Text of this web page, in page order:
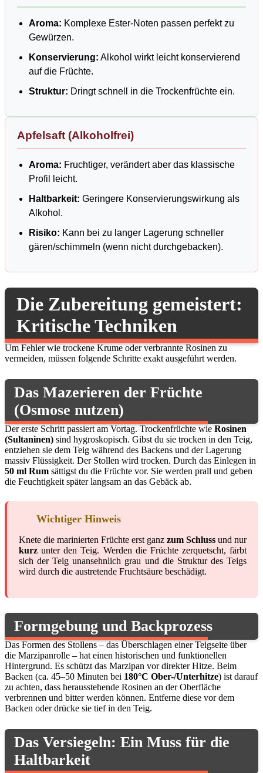
Aroma: Komplexe Ester-Noten passen perfekt zu
Gewürzen.
Konservierung: Alkohol wirkt leicht konservierend
auf die Früchte.
Struktur: Dringt schnell in die Trockenfrüchte ein.
Apfelsaft (Alkoholfrei)
Aroma: Fruchtiger, verändert aber das klassische
Profil leicht.
Haltbarkeit: Geringere Konservierungswirkung als
Alkohol.
Risiko: Kann bei zu langer Lagerung schneller
gären/schimmeln (wenn nicht durchgebacken).
Die Zubereitung gemeistert:
Kritische Techniken
Um Fehler wie trockene Krume oder verbrannte Rosinen zu
vermeiden, müssen folgende Schritte exakt ausgeführt werden.
Das Mazerieren der Früchte
(Osmose nutzen)
Der erste Schritt passiert am Vortag. Trockenfrüchte wie Rosinen
(Sultaninen) sind hygroskopisch. Gibst du sie trocken in den Teig,
entziehen sie dem Teig während des Backens und der Lagerung
massiv Flüssigkeit. Der Stollen wird trocken. Durch das Einlegen in
50 ml Rum sättigst du die Früchte vor. Sie werden prall und geben
die Feuchtigkeit später langsam an das Gebäck ab.
Wichtiger Hinweis
Knete die marinierten Früchte erst ganz zum Schluss und nur
kurz unter den Teig. Werden die Früchte zerquetscht, färbt
sich der Teig unansehnlich grau und die Struktur des Teigs
wird durch die austretende Fruchtsäure beschädigt.
Formgebung und Backprozess
Das Formen des Stollens – das Überschlagen einer Teigseite über
die Marzipanrolle – hat einen historischen und funktionellen
Hintergrund. Es schützt das Marzipan vor direkter Hitze. Beim
Backen (ca. 45–50 Minuten bei 180°C Ober-/Unterhitze) ist darauf
zu achten, dass herausstehende Rosinen an der Oberfläche
verbrennen und bitter werden können. Entferne diese vor dem
Backen oder drücke sie tief in den Teig.
Das Versiegeln: Ein Muss für die
Haltbarkeit